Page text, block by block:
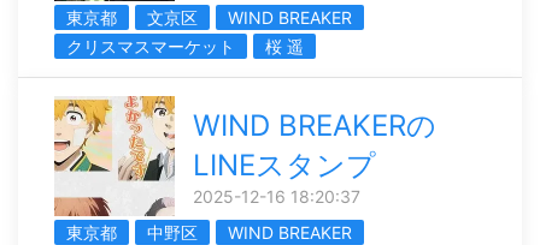
東京都 文京区
WIND BREAKER
クリスマスマーケット
桜 遥
WIND BREAKERの
LINEスタンプ
2025-12-16 18:20:37
東京都
中野区
WIND BREAKER